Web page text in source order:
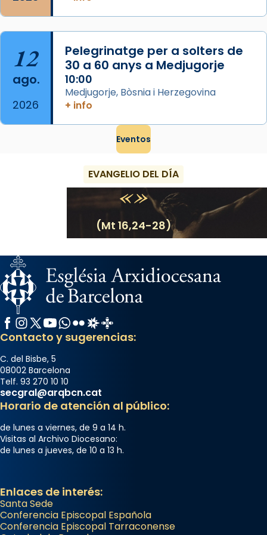
12
ago.
2026
Pelegrinatge per a solters de
30 a 60 anys a Medjugorje
10:00
Medjugorje, Bòsnia i Herzegovina
+ info
Eventos
EVANGELIO DEL DÍA
(Mt 16,24-28)
Facebook
Instagram
X / Twitter
YouTube
WhatsApp
FlickrRadio Estel
Catalunya Cristiana
Contacto y sugerencias:
C. del Bisbe, 5
08002 Barcelona
Telf. 93 270 10 10
secgral@arqbcn.cat
Horario de atención al público:
de lunes a viernes, de 9 a 14 h.
Visitas al Archivo Diocesano:
de lunes a jueves, de 10 a 13 h.
Enlaces de interés:
Santa Sede
Conferencia Episcopal Española
Conferencia Episcopal Tarraconense